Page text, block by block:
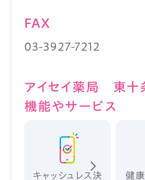
FAX
03-3927-7212
アイセイ薬局 東十
機能やサービス
キャッシュレス決
健